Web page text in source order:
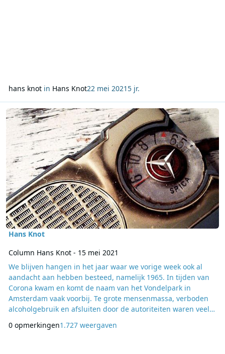
hans knotin Hans Knot22 mei 2021 5 jr.
Lees meer over Column Hans Knot - 15 mei 2021
Hans Knot
Column Hans Knot - 15 mei 2021
We blijven hangen in het jaar waar we vorige week ook al
aandacht aan hebben besteed, namelijk 1965. In tijden van
Corona kwam en komt de naam van het Vondelpark in
Amsterdam vaak voorbij. Te grote mensenmassa, verboden
alcoholgebruik en afsluiten door de autoriteiten waren veel
ook zeer aantrekkelijk om – al dan niet in een groepje – te
0 opmerkingen1.727 weergaven